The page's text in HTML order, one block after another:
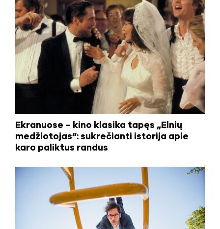
Ekranuose – kino klasika tapęs „Elnių
medžiotojas“: sukrečianti istorija apie
karo paliktus randus